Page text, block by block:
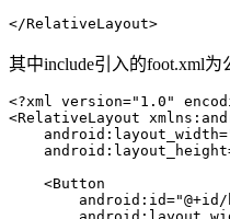
</RelativeLayout>
其中include引入的foot.xml为
<?xml version="1.0"
<RelativeLayout
    <Button
android:id="@+id/